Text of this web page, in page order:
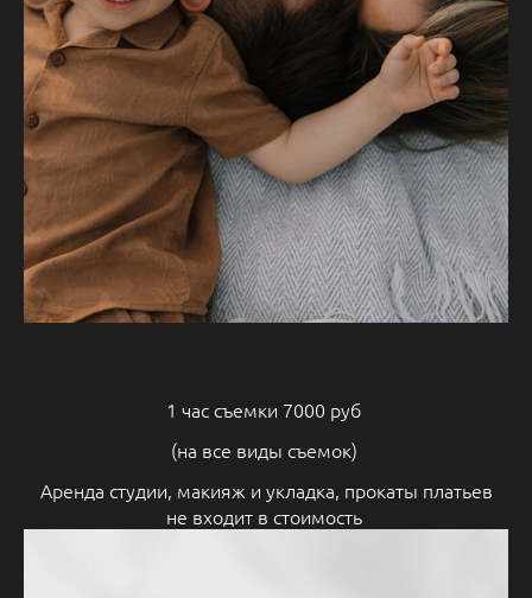
1 час съемки 7000 руб
(на все виды съемок)
Аренда студии, макияж и укладка, прокаты платьев
не входит в стоимость